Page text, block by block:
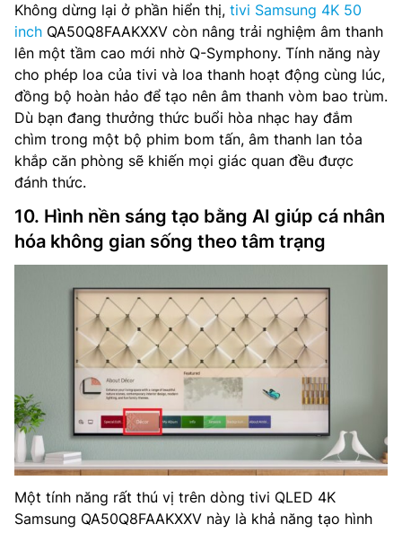
Không dừng lại ở phần hiển thị, tivi Samsung 4K 50
inch QA50Q8FAAKXXV còn nâng trải nghiệm âm thanh
lên một tầm cao mới nhờ Q-Symphony. Tính năng này
cho phép loa của tivi và loa thanh hoạt động cùng lúc,
đồng bộ hoàn hảo để tạo nên âm thanh vòm bao trùm.
Dù bạn đang thưởng thức buổi hòa nhạc hay đắm
chìm trong một bộ phim bom tấn, âm thanh lan tỏa
khắp căn phòng sẽ khiến mọi giác quan đều được
đánh thức.
10. Hình nền sáng tạo bằng AI giúp cá nhân
hóa không gian sống theo tâm trạng
Một tính năng rất thú vị trên dòng tivi QLED 4K
Samsung QA50Q8FAAKXXV này là khả năng tạo hình